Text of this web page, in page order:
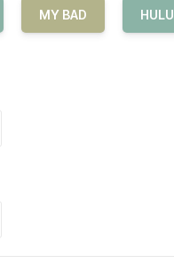
MY BAD HULU